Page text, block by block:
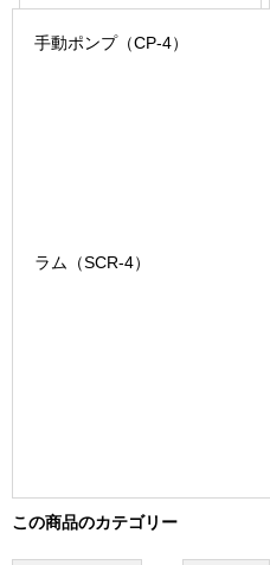
手動ポンプ（CP-4）
ラム（SCR-4）
この商品のカテゴリー